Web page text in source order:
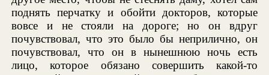
поднять перчатку и обойти докторов, которые
вовсе и не стояли на дороге; но он вдруг
почувствовал, что это было бы неприлично, он
почувствовал, что он в нынешнюю ночь есть
лицо, которое обязано совершить какой-то